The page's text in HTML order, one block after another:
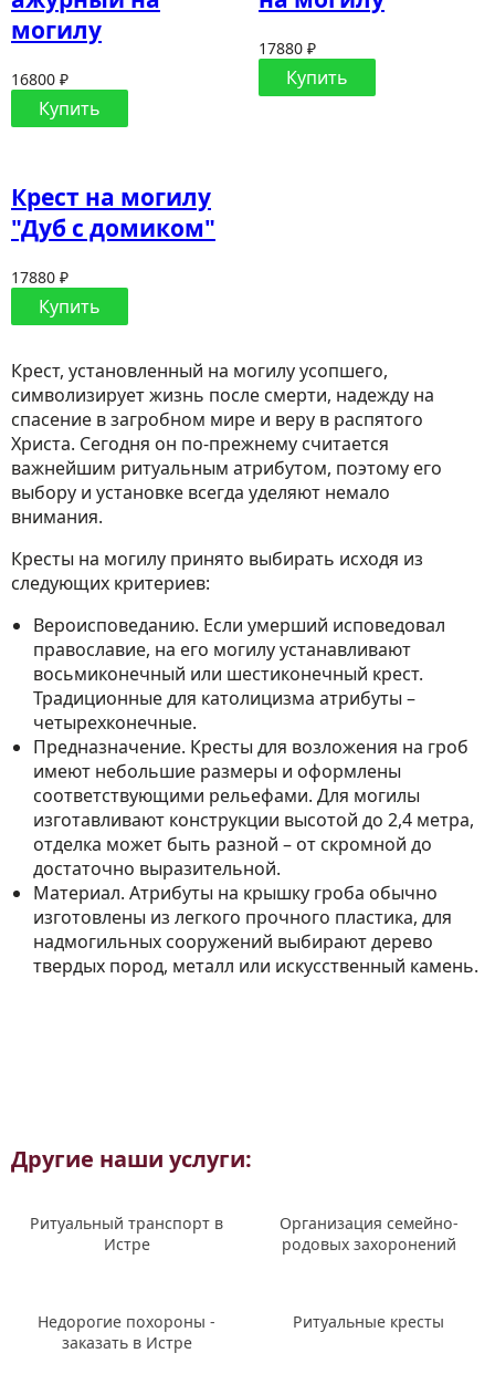
могилу
16800 ₽
Купить
17880 ₽
Купить
Крест на могилу
"Дуб с домиком"
17880 ₽
Купить
Крест, установленный на могилу усопшего,
символизирует жизнь после смерти, надежду на
спасение в загробном мире и веру в распятого
Христа. Сегодня он по-прежнему считается
важнейшим ритуальным атрибутом, поэтому его
выбору и установке всегда уделяют немало
внимания.
Кресты на могилу принято выбирать исходя из
следующих критериев:
Вероисповеданию. Если умерший исповедовал
православие, на его могилу устанавливают
восьмиконечный или шестиконечный крест.
Традиционные для католицизма атрибуты –
четырехконечные.
Предназначение. Кресты для возложения на гроб
имеют небольшие размеры и оформлены
соответствующими рельефами. Для могилы
изготавливают конструкции высотой до 2,4 метра,
отделка может быть разной – от скромной до
достаточно выразительной.
Материал. Атрибуты на крышку гроба обычно
изготовлены из легкого прочного пластика, для
надмогильных сооружений выбирают дерево
твердых пород, металл или искусственный камень.
Другие наши услуги:
Ритуальный транспорт в
Истре
Организация семейно-
родовых захоронений
Недорогие похороны -
заказать в Истре
Ритуальные кресты